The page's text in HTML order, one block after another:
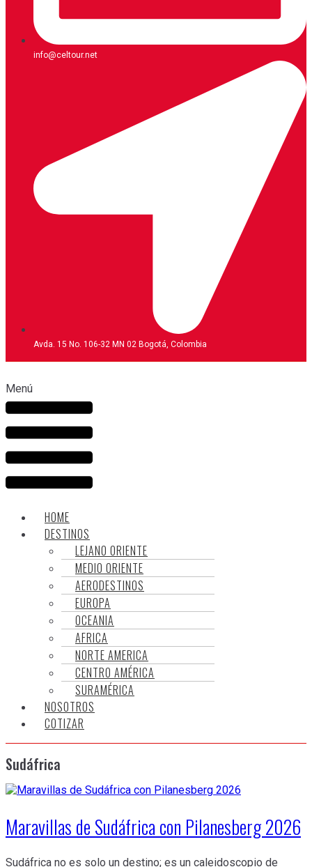
info@celtour.net
Avda. 15 No. 106-32 MN 02 Bogotá, Colombia
Menú
HOME
DESTINOS
LEJANO ORIENTE
MEDIO ORIENTE
AERODESTINOS
EUROPA
OCEANIA
AFRICA
NORTE AMERICA
CENTRO AMÉRICA
SURAMÉRICA
NOSOTROS
COTIZAR
Sudáfrica
Maravillas de Sudáfrica con Pilanesberg 2026
Sudáfrica no es solo un destino; es un caleidoscopio de